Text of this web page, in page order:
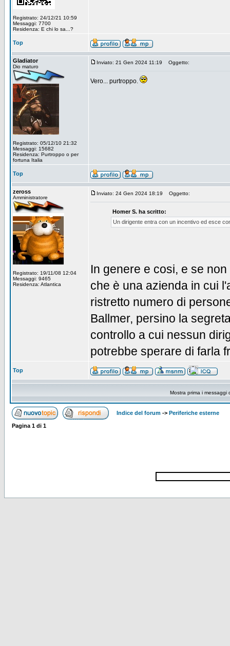
Registrato: 24/12/21 10:59
Messaggi: 7700
Residenza: E chi lo sa...?
Top
Gladiator
Dio maturo
Registrato: 05/12/10 21:32
Messaggi: 15682
Residenza: Purtroppo o per
fortuna Italia
Inviato: 21 Gen 2024 11:19 Oggetto:
Vero... purtroppo.
Top
zeross
Amministratore
Registrato: 19/11/08 12:04
Messaggi: 9465
Residenza: Atlantica
Inviato: 24 Gen 2024 18:19 Oggetto:
Homer S. ha scritto:
Un dirigente entra con un incentivo ed esce
In genere e cosi, e se
che è una azienda in cui
ristretto numero di
Ballmer, persino la
controllo a cui nessun
potrebbe sperare di farla
Top
Mostra prima i messaggi
Indice del forum -> Periferiche esterne
Pagina 1 di 1